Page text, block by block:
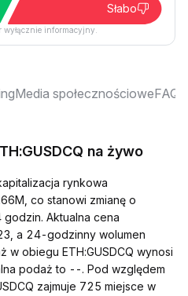
Słabo
informacyjny.
Media społecznościoweFAQ
na żywo
rynkowa
co stanowi zmianę o
Aktualna cena
a 24-godzinny wolumen
w obiegu ETH:GUSDCQ wynosi
podaż to --. Pod względem
zajmuje 725 miejsce w